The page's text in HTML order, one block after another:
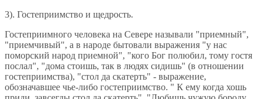
3). Гостеприимство и щедрость.
Гостеприимного человека на Севере называли "приемный",
"приемчивый", а в народе бытовали выражения "у нас
поморский народ приемной", "кого Бог полюбил, тому гостя
послал", "дома стоишь, так в людях сидишь" (в отношении
гостеприимства), "стол да скатерть" - выражение,
обозначавшее чье-либо гостеприимство. " К ему когда хошь